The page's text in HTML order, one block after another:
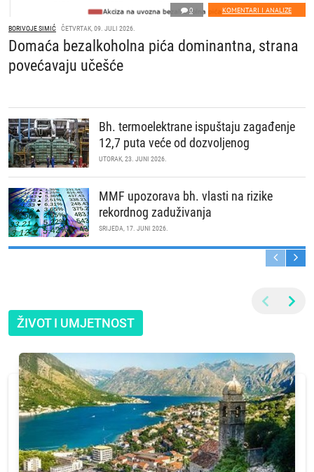
0 KOMENTARI I ANALIZE
BORIVOJE SIMIĆ ČETVRTAK, 09. JULI 2026.
Domaća bezalkoholna pića dominantna, strana
povećavaju učešće
Bh. termoelektrane ispuštaju zagađenje
12,7 puta veće od dozvoljenog
UTORAK, 23. JUNI 2026.
MMF upozorava bh. vlasti na rizike
rekordnog zaduživanja
SRIJEDA, 17. JUNI 2026.
ŽIVOT I UMJETNOST